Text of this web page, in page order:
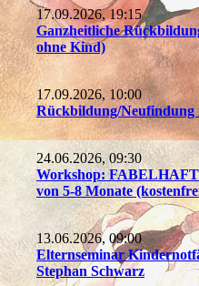
17.09.2026, 19:15
Ganzheitliche
ohne Kind)
17.09.2026, 10:00
Rückbildung/Neufindung
24.06.2026, 09:30
Workshop:
von 5-8 Monate
13.06.2026, 09:00
Elternseminar
Stephan Schwarz